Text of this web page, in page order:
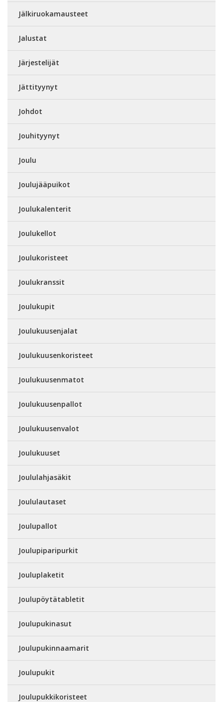
Jälkiruokamausteet
Jalustat
Järjestelijät
Jättityynyt
Johdot
Jouhityynyt
Joulu
Joulujääpuikot
Joulukalenterit
Joulukellot
Joulukoristeet
Joulukranssit
Joulukupit
Joulukuusenjalat
Joulukuusenkoristeet
Joulukuusenmatot
Joulukuusenpallot
Joulukuusenvalot
Joulukuuset
Joululahjasäkit
Joululautaset
Joulupallot
Joulupiparipurkit
Jouluplaketit
Joulupöytätabletit
Joulupukinasut
Joulupukinnaamarit
Joulupukit
Joulupukkikoristeet